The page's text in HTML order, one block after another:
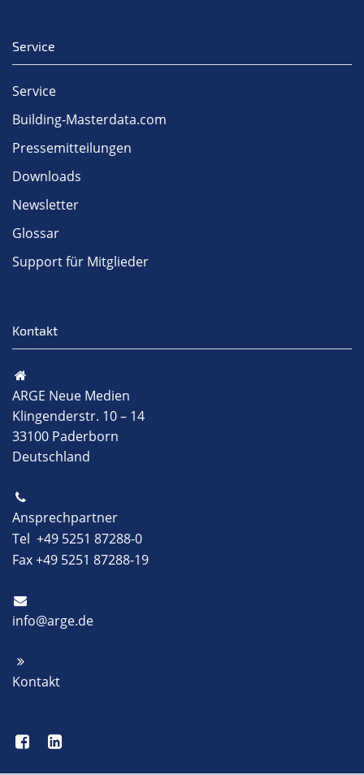
Service
Service
Building-Masterdata.com
Pressemitteilungen
Downloads
Newsletter
Glossar
Support für Mitglieder
Kontakt
ARGE Neue Medien
Klingenderstr. 10 – 14
33100 Paderborn
Deutschland
Ansprechpartner
Tel +49 5251 87288-0
Fax +49 5251 87288-19
info@arge.de
Kontakt